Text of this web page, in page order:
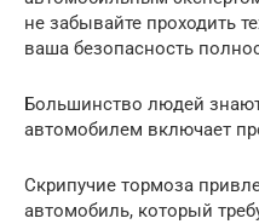
не забывайте проходить
ваша безопасность
Большинство людей
автомобилем включает
Скрипучие тормоза
автомобиль, который